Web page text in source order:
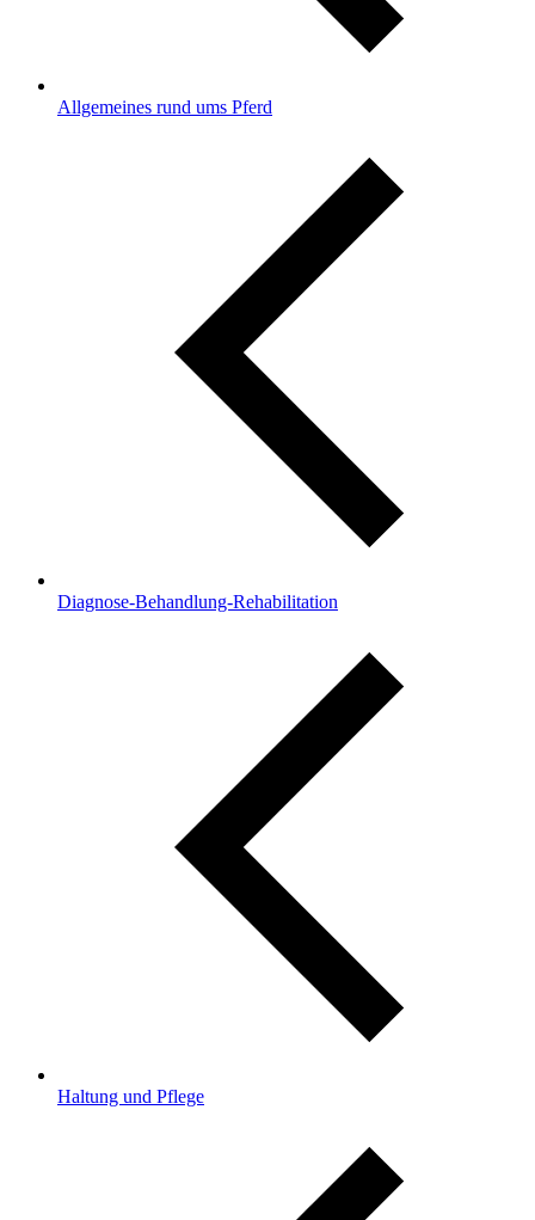
Allgemeines rund ums Pferd
Diagnose-Behandlung-Rehabilitation
Haltung und Pflege